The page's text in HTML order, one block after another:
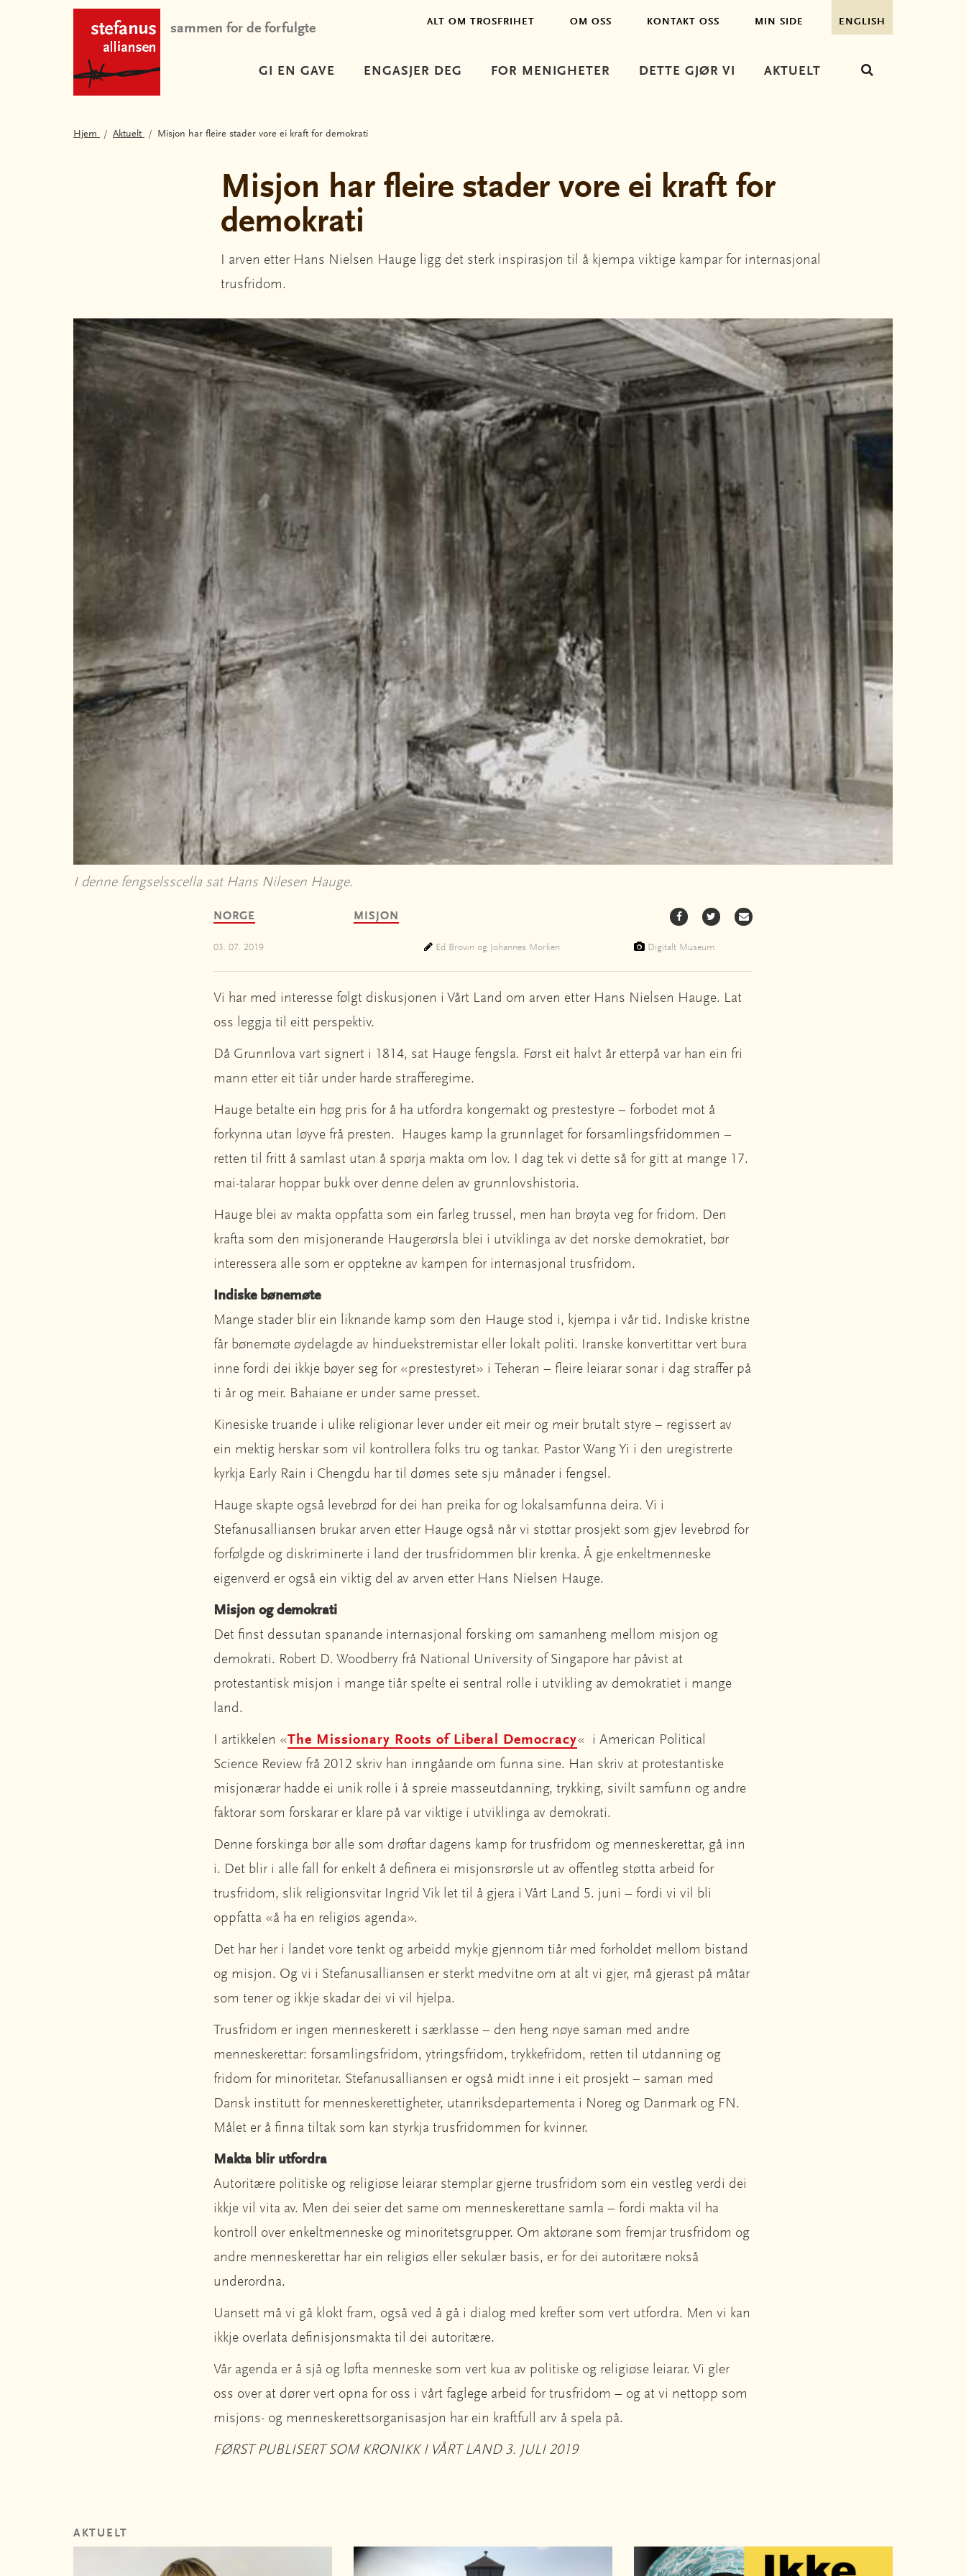
sammen for de forfulgte
GI EN GAVE ENGASJER DEG FOR MENIGHETER DETTE GJØR VI AKTUELT
ALT OM TROSFRIHET OM OSS KONTAKT OSS MIN SIDE ENGLISH
Hjem Aktuelt Misjon har fleire stader vore ei kraft for demokrati
Misjon har fleire stader vore ei kraft for
demokrati
I arven etter Hans Nielsen Hauge ligg det sterk inspirasjon til å kjempa viktige kampar for internasjonal
trusfridom.
I denne fengselsscella sat Hans Nilesen Hauge.
NORGE MISJON
03. 07. 2019 Ed Brown og Johannes Morken Digitalt Museum
Vi har med interesse følgt diskusjonen i Vårt Land om arven etter Hans Nielsen Hauge. Lat
oss leggja til eitt perspektiv.
Då Grunnlova vart signert i 1814, sat Hauge fengsla. Først eit halvt år etterpå var han ein fri
mann etter eit tiår under harde strafferegime.
Hauge betalte ein høg pris for å ha utfordra kongemakt og prestestyre – forbodet mot å
forkynna utan løyve frå presten. Hauges kamp la grunnlaget for forsamlingsfridommen –
retten til fritt å samlast utan å spørja makta om lov. I dag tek vi dette så for gitt at mange 17.
mai-talarar hoppar bukk over denne delen av grunnlovshistoria.
Hauge blei av makta oppfatta som ein farleg trussel, men han brøyta veg for fridom. Den
krafta som den misjonerande Haugerørsla blei i utviklinga av det norske demokratiet, bør
interessera alle som er opptekne av kampen for internasjonal trusfridom.
Indiske bønemøte
Mange stader blir ein liknande kamp som den Hauge stod i, kjempa i vår tid. Indiske kristne
får bønemøte øydelagde av hinduekstremistar eller lokalt politi. Iranske konvertittar vert bura
inne fordi dei ikkje bøyer seg for «prestestyret» i Teheran – fleire leiarar sonar i dag straffer på
ti år og meir. Bahaiane er under same presset.
Kinesiske truande i ulike religionar lever under eit meir og meir brutalt styre – regissert av
ein mektig herskar som vil kontrollera folks tru og tankar. Pastor Wang Yi i den uregistrerte
kyrkja Early Rain i Chengdu har til dømes sete sju månader i fengsel.
Hauge skapte også levebrød for dei han preika for og lokalsamfunna deira. Vi i
Stefanusalliansen brukar arven etter Hauge også når vi støttar prosjekt som gjev levebrød for
forfølgde og diskriminerte i land der trusfridommen blir krenka. Å gje enkeltmenneske
eigenverd er også ein viktig del av arven etter Hans Nielsen Hauge.
Misjon og demokrati
Det finst dessutan spanande internasjonal forsking om samanheng mellom misjon og
demokrati. Robert D. Woodberry frå National University of Singapore har påvist at
protestantisk misjon i mange tiår spelte ei sentral rolle i utvikling av demokratiet i mange
land.
I artikkelen «The Missionary Roots of Liberal Democracy« i American Political
Science Review frå 2012 skriv han inngåande om funna sine. Han skriv at protestantiske
misjonærar hadde ei unik rolle i å spreie masseutdanning, trykking, sivilt samfunn og andre
faktorar som forskarar er klare på var viktige i utviklinga av demokrati.
Denne forskinga bør alle som drøftar dagens kamp for trusfridom og menneskerettar, gå inn
i. Det blir i alle fall for enkelt å definera ei misjonsrørsle ut av offentleg støtta arbeid for
trusfridom, slik religionsvitar Ingrid Vik let til å gjera i Vårt Land 5. juni – fordi vi vil bli
oppfatta «å ha en religiøs agenda».
Det har her i landet vore tenkt og arbeidd mykje gjennom tiår med forholdet mellom bistand
og misjon. Og vi i Stefanusalliansen er sterkt medvitne om at alt vi gjer, må gjerast på måtar
som tener og ikkje skadar dei vi vil hjelpa.
Trusfridom er ingen menneskerett i særklasse – den heng nøye saman med andre
menneskerettar: forsamlingsfridom, ytringsfridom, trykkefridom, retten til utdanning og
fridom for minoritetar. Stefanusalliansen er også midt inne i eit prosjekt – saman med
Dansk institutt for menneskerettigheter, utanriksdepartementa i Noreg og Danmark og FN.
Målet er å finna tiltak som kan styrkja trusfridommen for kvinner.
Makta blir utfordra
Autoritære politiske og religiøse leiarar stemplar gjerne trusfridom som ein vestleg verdi dei
ikkje vil vita av. Men dei seier det same om menneskerettane samla – fordi makta vil ha
kontroll over enkeltmenneske og minoritetsgrupper. Om aktørane som fremjar trusfridom og
andre menneskerettar har ein religiøs eller sekulær basis, er for dei autoritære nokså
underordna.
Uansett må vi gå klokt fram, også ved å gå i dialog med krefter som vert utfordra. Men vi kan
ikkje overlata definisjonsmakta til dei autoritære.
Vår agenda er å sjå og løfta menneske som vert kua av politiske og religiøse leiarar. Vi gler
oss over at dører vert opna for oss i vårt faglege arbeid for trusfridom – og at vi nettopp som
misjons- og menneskerettsorganisasjon har ein kraftfull arv å spela på.
FØRST PUBLISERT SOM KRONIKK I VÅRT LAND 3. JULI 2019
AKTUELT